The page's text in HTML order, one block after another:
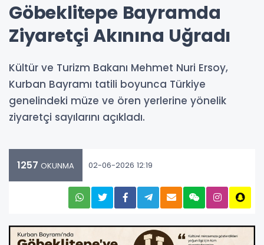
Göbeklitepe Bayramda
Ziyaretçi Akınına Uğradı
Kültür ve Turizm Bakanı Mehmet Nuri Ersoy,
Kurban Bayramı tatili boyunca Türkiye
genelindeki müze ve ören yerlerine yönelik
ziyaretçi sayılarını açıkladı.
1257 OKUNMA 02-06-2026 12:19